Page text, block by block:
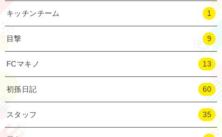
キッチンチーム 1
目撃 9
FCマキノ 13
初孫日記 60
スタッフ 35